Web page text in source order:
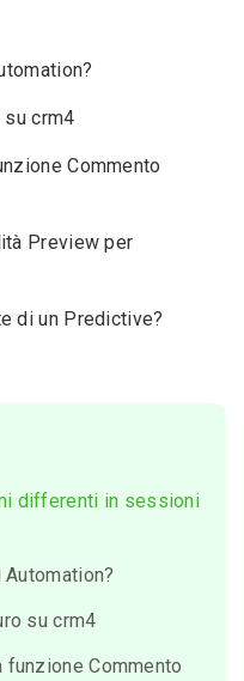
crm4
Commento
Preview per
di un Predictive?
differenti in sessioni
su crm4
funzione Commento